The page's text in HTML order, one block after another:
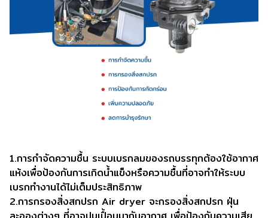
1.การกำจัดความชื้น ระบบเบรกลมของรถบรรทุกต้องใช้อากาศ
แห้งเพื่อป้องกันการเกิดน้ำแข็งหรือความชื้นที่อาจทำให้ระบบ
เบรกทำงานได้ไม่เต็มประสิทธิภาพ
2.การกรองสิ่งสกปรก Air dryer จะกรองสิ่งสกปรก ฝุ่น